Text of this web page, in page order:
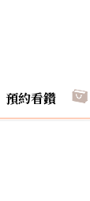
預約看鑽